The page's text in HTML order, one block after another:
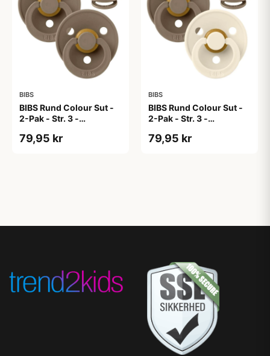
BIBS
BIBS Rund Colour Sut -
2-Pak - Str. 3 -
Oak/Dark Oak
79,95 kr
BIBS
BIBS Rund Colour Sut -
2-Pak - Str. 3 -
Oak/Ivory
79,95 kr